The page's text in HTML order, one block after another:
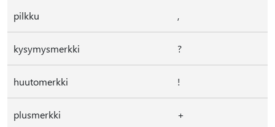
pilkku ,
kysymysmerkki ?
huutomerkki !
plusmerkki +